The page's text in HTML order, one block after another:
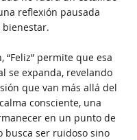
reflexión pausada
“Feliz” permite que esa
se expanda, revelando
que van más allá del
consciente, una
en un punto de
busca ser ruidoso sino